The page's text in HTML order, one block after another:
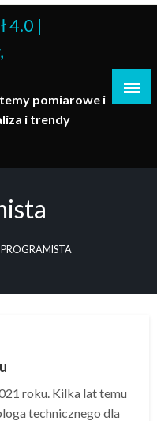
4.0 |
pomiarowe i
i trendy
PROGRAMISTA
roku. Kilka lat temu
technicznego dla